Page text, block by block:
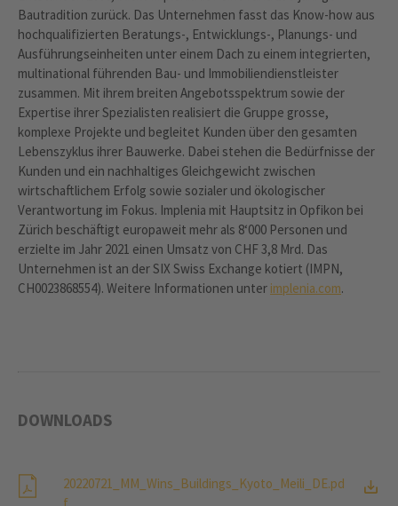
Bautradition zurück. Das Unternehmen fasst das Know-how aus
hochqualifizierten Beratungs-, Entwicklungs-, Planungs- und
Ausführungseinheiten unter einem Dach zu einem integrierten,
multinational führenden Bau- und Immobiliendienstleister
zusammen. Mit ihrem breiten Angebotsspektrum sowie der
Expertise ihrer Spezialisten realisiert die Gruppe grosse,
komplexe Projekte und begleitet Kunden über den gesamten
Lebenszyklus ihrer Bauwerke. Dabei stehen die Bedürfnisse der
Kunden und ein nachhaltiges Gleichgewicht zwischen
wirtschaftlichem Erfolg sowie sozialer und ökologischer
Verantwortung im Fokus. Implenia mit Hauptsitz in Opfikon bei
Zürich beschäftigt europaweit mehr als 8‘000 Personen und
erzielte im Jahr 2021 einen Umsatz von CHF 3,8 Mrd. Das
Unternehmen ist an der SIX Swiss Exchange kotiert (IMPN,
CH0023868554). Weitere Informationen unter implenia.com.
DOWNLOADS
20220721_MM_Wins_Buildings_Kyoto_Meili_DE.pd
f